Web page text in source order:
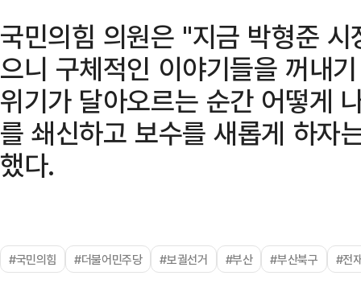
국민의힘 의원은 "지금 박형준
으니 구체적인 이야기들을 꺼내
위기가 달아오르는 순간 어떻게
를 쇄신하고 보수를 새롭게 하자
했다.
#국민의힘 #더불어민주당 #보궐선거 #부산 #부산북구 #전